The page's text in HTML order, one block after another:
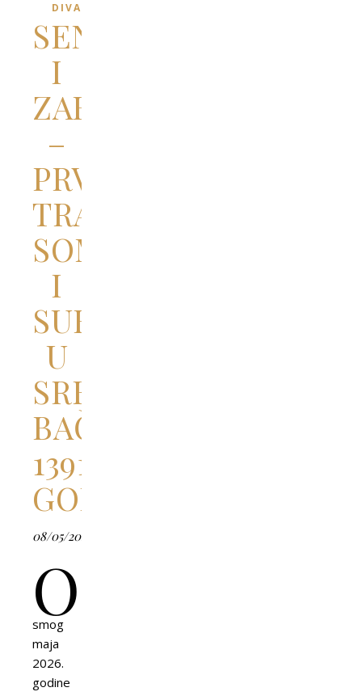
DIVANI
SENTMIHALJ
I
ZABOTKA
–
PRVI
TRAG
SOMBORA
I
SUBOTICE
U
SREDNJOVEKOVNOJ
BAČKOJ
1391.
GODINE
08/05/2026
O
smog
maja
2026.
godine